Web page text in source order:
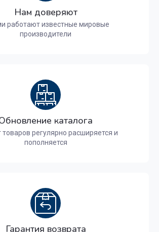
Нам доверяют
работают известные мировые
производители
каталога
товаров регулярно расширяется и
пополняется
Гарантия возврата